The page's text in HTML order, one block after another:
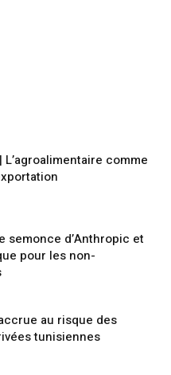
comme
semonce d’Anthropic et
pour les non-
au risque des
tunisiennes